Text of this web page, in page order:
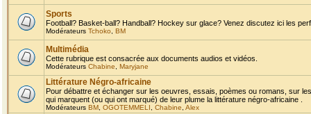
Sports
Football? Basket-ball? Handball? Hockey sur glace? Venez discutez ici les
Modérateurs Tchoko BM
Multimédia
Cette rubrique est consacrée aux documents audios et vidéos.
Modérateurs Chabine Maryjane
Littérature Négro-africaine
Pour débattre et échanger sur les oeuvres, essais, poèmes ou romans, sur
qui marquent (ou qui ont marqué) de leur plume la littérature négro-africaine .
Modérateurs BM OGOTEMMELI Chabine Alex